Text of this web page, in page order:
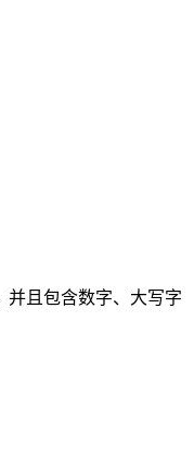
并且包含数字、大写字